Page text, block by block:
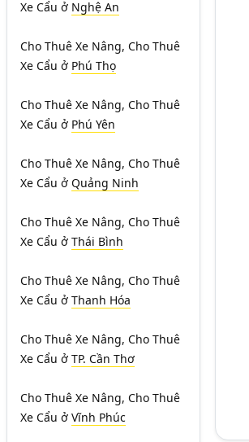
Xe Cẩu ở Nghệ An
Cho Thuê Xe Nâng, Cho Thuê
Xe Cẩu ở Phú Thọ
Cho Thuê Xe Nâng, Cho Thuê
Xe Cẩu ở Phú Yên
Cho Thuê Xe Nâng, Cho Thuê
Xe Cẩu ở Quảng Ninh
Cho Thuê Xe Nâng, Cho Thuê
Xe Cẩu ở Thái Bình
Cho Thuê Xe Nâng, Cho Thuê
Xe Cẩu ở Thanh Hóa
Cho Thuê Xe Nâng, Cho Thuê
Xe Cẩu ở TP. Cần Thơ
Cho Thuê Xe Nâng, Cho Thuê
Xe Cẩu ở Vĩnh Phúc